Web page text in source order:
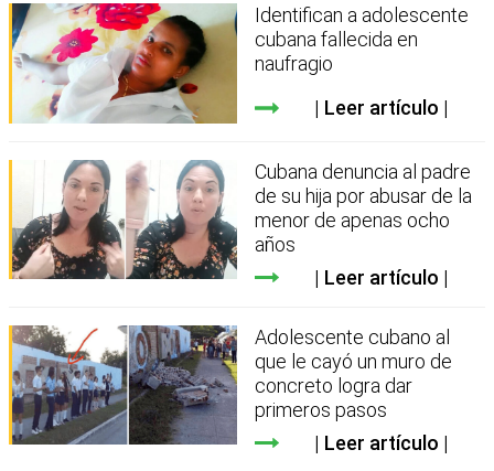
Identifican a adolescente
cubana fallecida en
naufragio
Leer artículo
Cubana denuncia al padre
de su hija por abusar de la
menor de apenas ocho
años
Leer artículo
Adolescente cubano al
que le cayó un muro de
concreto logra dar
primeros pasos
Leer artículo